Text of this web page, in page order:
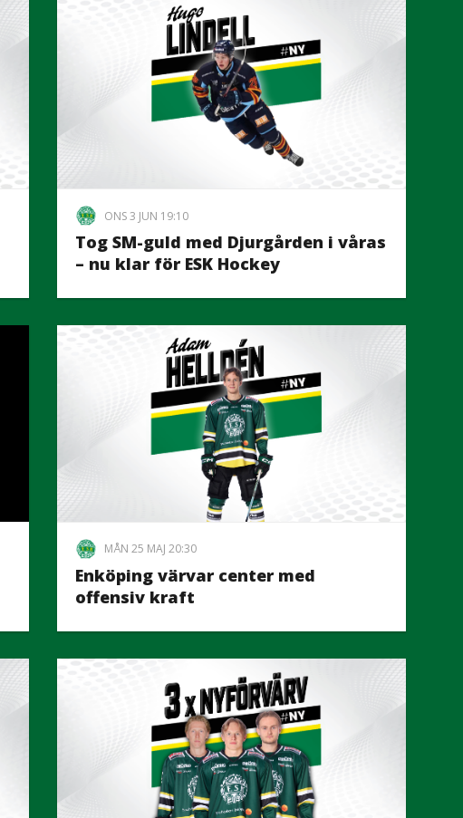
ONS 3 JUN 19:10
Tog SM-guld med Djurgården i våras
– nu klar för ESK Hockey
MÅN 25 MAJ 20:30
Enköping värvar center med
offensiv kraft